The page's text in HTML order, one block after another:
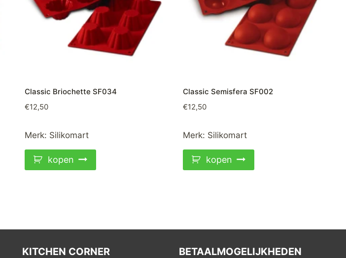
Classic Briochette SF034
€12,50
Merk: Silikomart
kopen
Classic Semisfera SF002
€12,50
Merk: Silikomart
kopen
KITCHEN CORNER BETAALMOGELIJKHEDEN